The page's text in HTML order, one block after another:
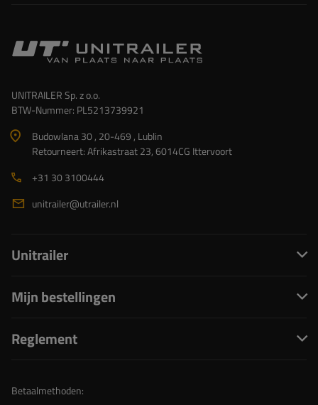
UNITRAILER Sp. z o.o.
BTW-Nummer: PL5213739921
Budowlana 30 , 20-469 , Lublin
Retourneert: Afrikastraat 23, 6014CG Ittervoort
+31 30 3100444
unitrailer@utrailer.nl
Unitrailer
Mijn bestellingen
Reglement
Betaalmethoden: